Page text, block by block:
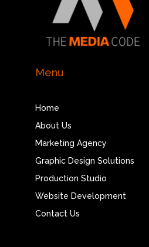
Menu
Home
About Us
Marketing Agency
Graphic Design Solutions
Production Studio
Website Development
Contact Us